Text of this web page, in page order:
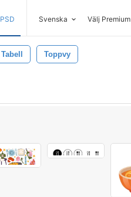
PSD Svenska Välj Premium
Tabell Toppvy